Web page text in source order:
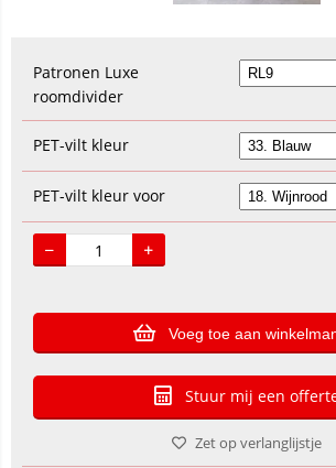
Patronen Luxe
roomdivider
PET-vilt kleur
PET-vilt kleur voor
Voeg toe aan
Stuur mij een
Zet op verlanglijstje